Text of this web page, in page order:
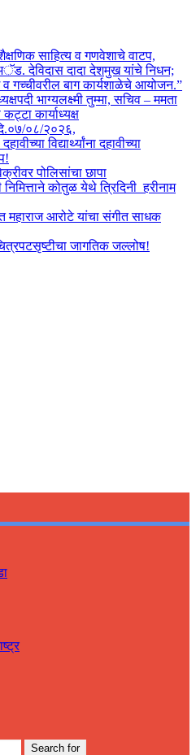
शैक्षणिक साहित्य व गणवेशाचे वाटप,
देविदास दादा देशमुख यांचे निधन;
गच्चीवरील बाग कार्यशाळेचे आयोजन.”
भाग्यलक्ष्मी तुम्मा, सचिव – ममता
कार्याध्यक्ष
०८/२०२६,
विद्यार्थ्यांना दहावीच्या
पोलिसांचा छापा
कोतुळ येथे त्रिदिनी हरीनाम
महाराज आरोटे यांचा संगीत साधक
जागतिक जल्लोष!
Search for